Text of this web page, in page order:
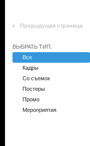
Предыдущая страница
ВЫБРАТЬ ТИП:
Все
Кадры
Со съемок
Постеры
Промо
Мероприятия